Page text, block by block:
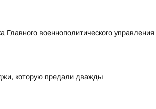
Главного военнополитического
которую предали дважды